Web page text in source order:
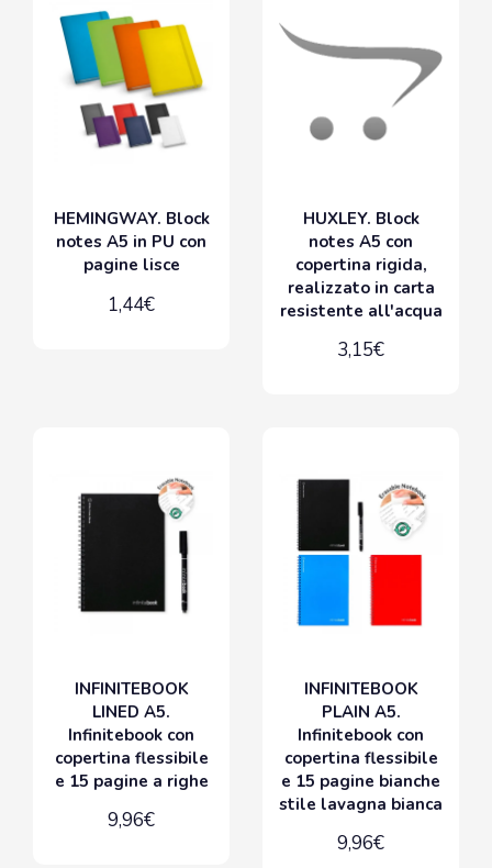
HEMINGWAY. Block
notes A5 in PU con
pagine lisce
1,44€
HUXLEY. Block
notes A5 con
copertina rigida,
realizzato in carta
resistente all'acqua
3,15€
INFINITEBOOK
LINED A5.
Infinitebook con
copertina flessibile
e 15 pagine a righe
9,96€
INFINITEBOOK
PLAIN A5.
Infinitebook con
copertina flessibile
e 15 pagine bianche
stile lavagna bianca
9,96€